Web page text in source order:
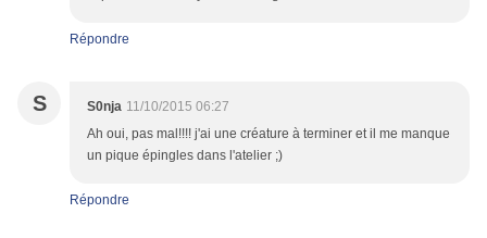
Répondre
S S0nja 11/10/2015 06:27
Ah oui, pas mal!!!! j'ai une créature à terminer et il me manque
un pique épingles dans l'atelier ;)
Répondre